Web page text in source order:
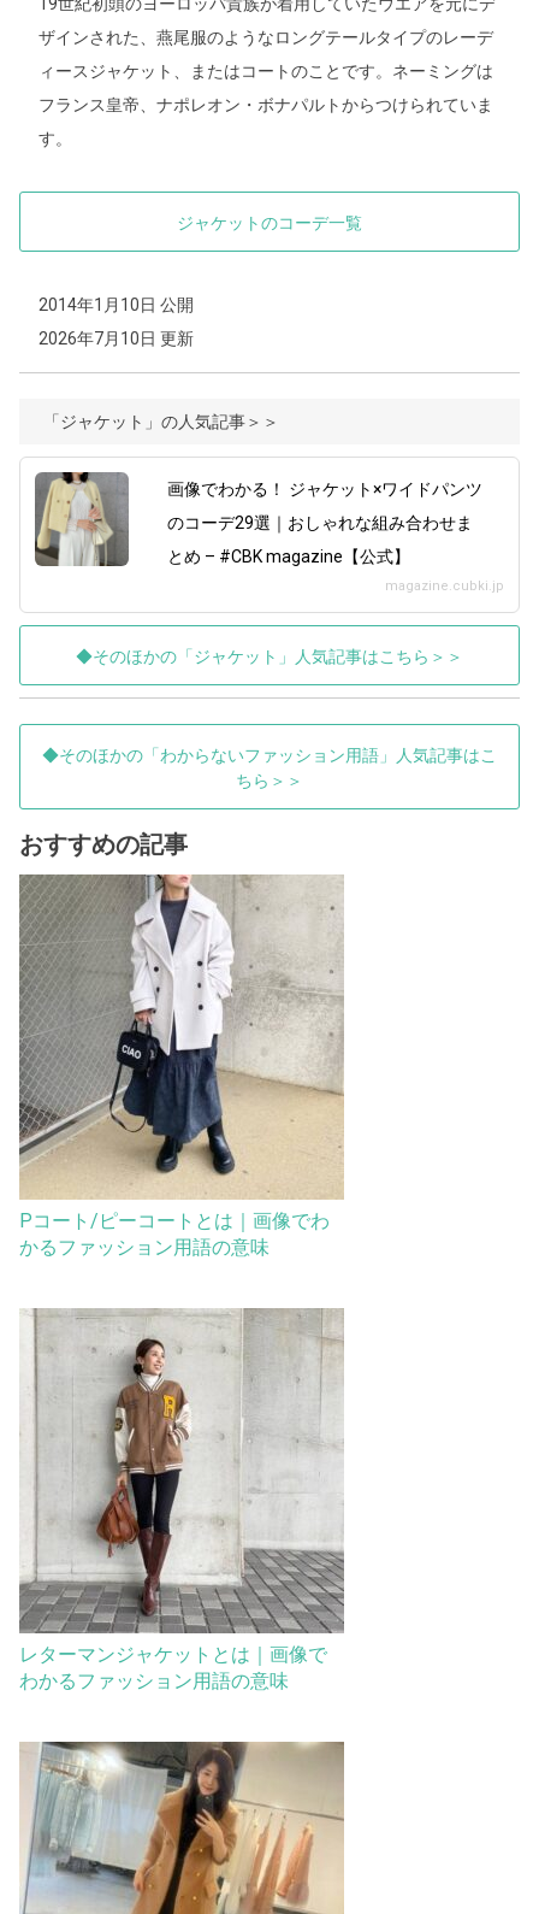
19世紀初頭のヨーロッパ貴族が着用していたウエアを元にデ
ザインされた、燕尾服のようなロングテールタイプのレーデ
ィースジャケット、またはコートのことです。ネーミングは
フランス皇帝、ナポレオン・ボナパルトからつけられていま
す。
ジャケットのコーデ一覧
2014年1月10日 公開
2026年7月10日 更新
「ジャケット」の人気記事＞＞
画像でわかる！ ジャケット×ワイドパンツ
のコーデ29選｜おしゃれな組み合わせま
とめ – #CBK magazine【公式】
magazine.cubki.jp
◆そのほかの「ジャケット」人気記事はこちら＞＞
◆そのほかの「わからないファッション用語」人気記事はこ
ちら＞＞
おすすめの記事
Pコート/ピーコートとは｜画像でわ
かるファッション用語の意味
レターマンジャケットとは｜画像で
わかるファッション用語の意味